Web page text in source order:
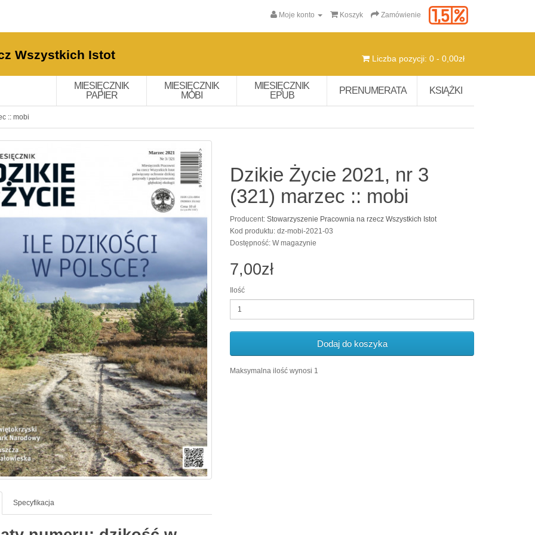
Moje konto Koszyk Zamówienie
Wszystkich Istot Liczba pozycji: 0 - 0,00zł
MIESIĘCZNIK
PAPIER
MIESIĘCZNIK
MOBI
MIESIĘCZNIK
EPUB
PRENUMERATA KSIĄŻKI
:: mobi
Specyfikacja
Dzikie Życie 2021, nr 3
(321) marzec :: mobi
Producent:Stowarzyszenie Pracownia na rzecz Wszystkich Istot
Kod produktu: dz-mobi-2021-03
Dostępność: W magazynie
7,00zł
Ilość
Dodaj do koszyka
Maksymalna ilość wynosi 1